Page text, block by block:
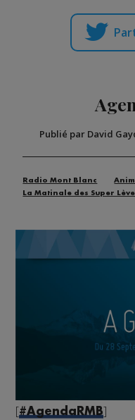
Publié par David
Radio Mont Blanc
La Matinale des Super
[#AgendaRMB]